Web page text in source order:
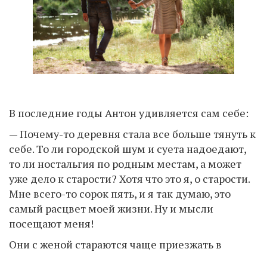
В последние годы Антон удивляется сам себе:
— Почему-то деревня стала все больше тянуть к
себе. То ли городской шум и суета надоедают,
то ли ностальгия по родным местам, а может
уже дело к старости? Хотя что это я, о старости.
Мне всего-то сорок пять, и я так думаю, это
самый расцвет моей жизни. Ну и мысли
посещают меня!
Они с женой стараются чаще приезжать в